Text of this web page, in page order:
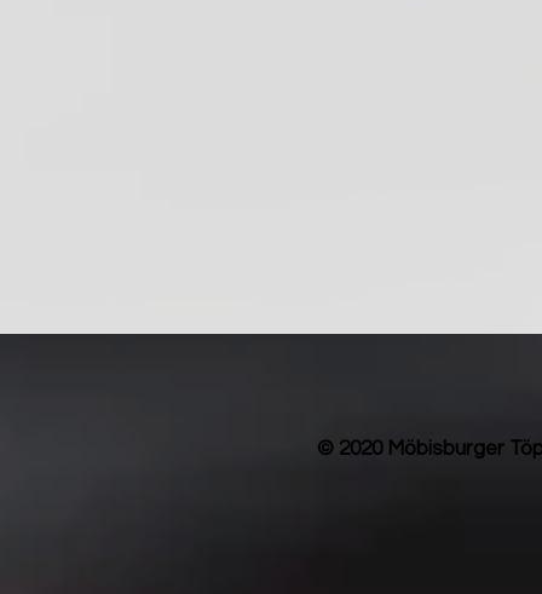
© 2020 Möbisburger